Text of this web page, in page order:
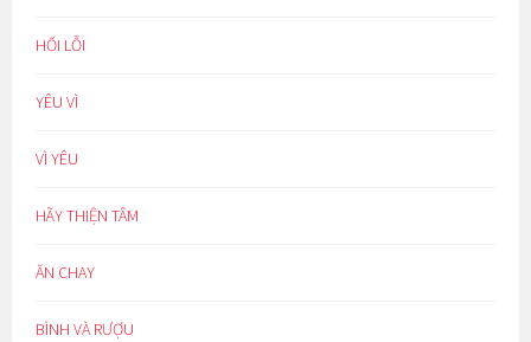
HỐI LỖI
YÊU VÌ
VÌ YÊU
HÃY THIỆN TÂM
ĂN CHAY
BÌNH VÀ RƯỢU